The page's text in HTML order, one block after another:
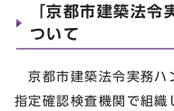
「京都市建築法令
ついて
京都市建築法令実務ハ
指定確認検査機関で組織